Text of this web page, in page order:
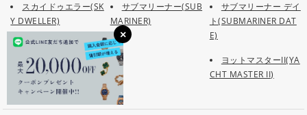
スカイドゥエラー(SK
Y DWELLER)
サブマリーナー(SUB
MARINER)
サブマリーナー デイ
ト(SUBMARINER DAT
E)
ヨットマスター(YAC
HT MASTER)
ヨットマスターII(YA
CHT MASTER II)